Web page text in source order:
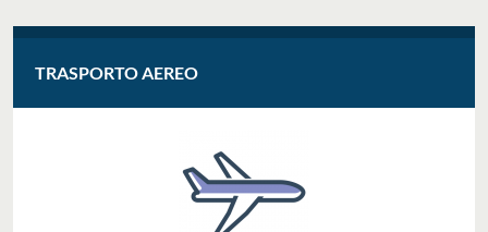
TRASPORTO AEREO